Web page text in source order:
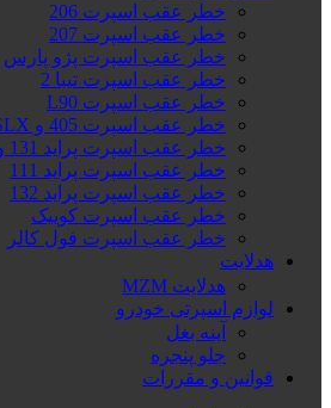
خطر عقب اسپرت 206
خطر عقب اسپرت 207
خطر عقب اسپرت پژو پارس
خطر عقب اسپرت تیبا 2
خطر عقب اسپرت L90
خطر عقب اسپرت 405 و SLX
خطر عقب اسپرت پراید 131 و GTX
خطر عقب اسپرت پراید 111
خطر عقب اسپرت پراید 132
خطر عقب اسپرت کوییک
خطر عقب اسپرت فول کالر
هدلایت
هدلایت MZM
لوازم اسپرتی خودرو
آینه بغل
جلو پنجره
قوانین و مقررات